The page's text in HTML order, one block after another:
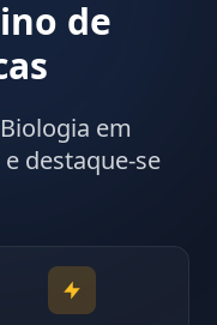
de
em
destaque-se